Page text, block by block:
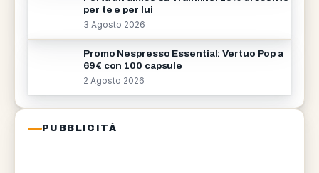
per te e per lui
3 Agosto 2026
Promo Nespresso Essential: Vertuo Pop a
69€ con 100 capsule
2 Agosto 2026
PUBBLICITÀ